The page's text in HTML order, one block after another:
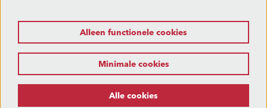
Deze site wordt beschermd door reCAPTCHA, dataverwerking gebeurt in overeenstemming met de
Alleen functionele cookies
Minimale cookies
Alle cookies